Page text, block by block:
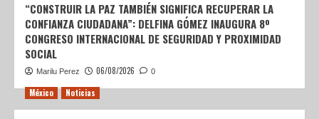
“CONSTRUIR LA PAZ TAMBIÉN SIGNIFICA RECUPERAR LA
CONFIANZA CIUDADANA”: DELFINA GÓMEZ INAUGURA 8º
CONGRESO INTERNACIONAL DE SEGURIDAD Y PROXIMIDAD
SOCIAL
Marilu Perez 06/08/2026 0
México Noticias